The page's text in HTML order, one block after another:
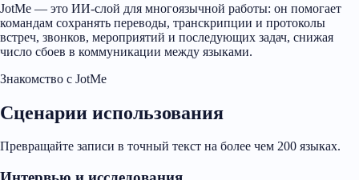
JotMe — это ИИ-слой для многоязычной работы: он помогает
командам сохранять переводы, транскрипции и протоколы
встреч, звонков, мероприятий и последующих задач, снижая
число сбоев в коммуникации между языками.
Знакомство с JotMe
Сценарии использования
Превращайте записи в точный текст на более чем 200 языках.